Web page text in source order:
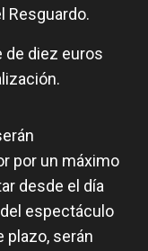
Resguardo.
de diez euros
por un máximo
desde el día
espectáculo
plazo, serán